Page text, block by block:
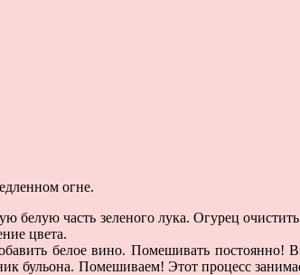
огне.
белую часть зеленого лука. Огурец
цвета.
белое вино. Помешивать постоянно!
бульона. Помешиваем! Этот процесс